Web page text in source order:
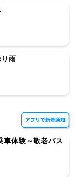
雨
車体験～敬老パス